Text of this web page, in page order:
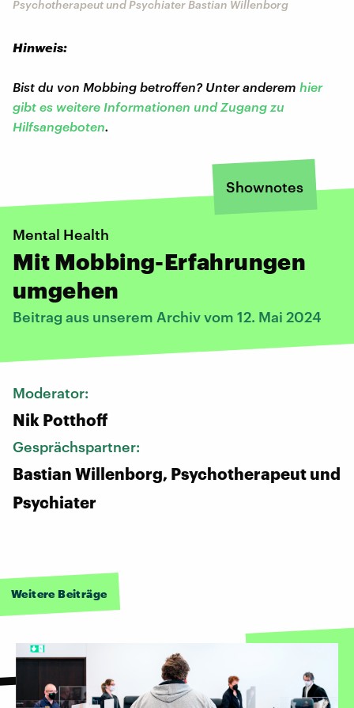
Psychotherapeut und Psychiater Bastian Willenborg
Hinweis:
Bist du von Mobbing betroffen? Unter anderem hier
gibt es weitere Informationen und Zugang zu
Hilfsangeboten.
Shownotes
Mental Health
Mit Mobbing-Erfahrungen
umgehen
Beitrag aus unserem Archiv vom 12. Mai 2024
Moderator:
Nik Potthoff
Gesprächspartner:
Bastian Willenborg, Psychotherapeut und
Psychiater
Weitere Beiträge